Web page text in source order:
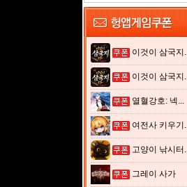
이것이 삼국지...
이것이 삼국지...
열혈강호: 넥...
여전사 키우기...
고양이 낚시터...
그레이 사가